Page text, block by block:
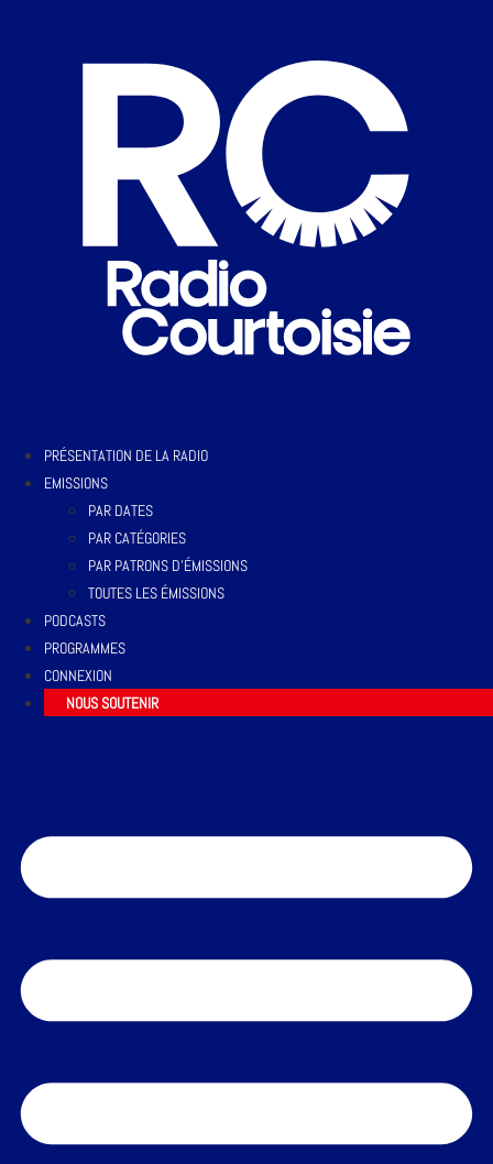
PRÉSENTATION DE LA RADIO
EMISSIONS
PAR DATES
PAR CATÉGORIES
PAR PATRONS D’ÉMISSIONS
TOUTES LES ÉMISSIONS
PODCASTS
PROGRAMMES
CONNEXION
NOUS SOUTENIR